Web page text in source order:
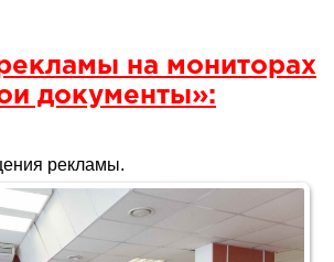
на мониторах
документы»:
рекламы.